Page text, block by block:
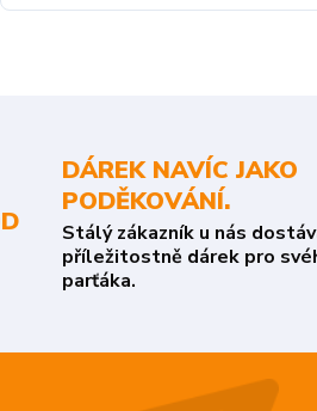
DÁREK NAVÍC JAKO
PODĚKOVÁNÍ.
Stálý zákazník u nás
příležitostně dárek pro
parťáka.